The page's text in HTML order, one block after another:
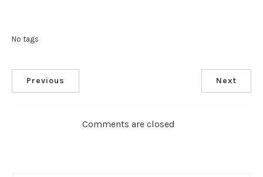
No tags
Previous Next
Comments are closed